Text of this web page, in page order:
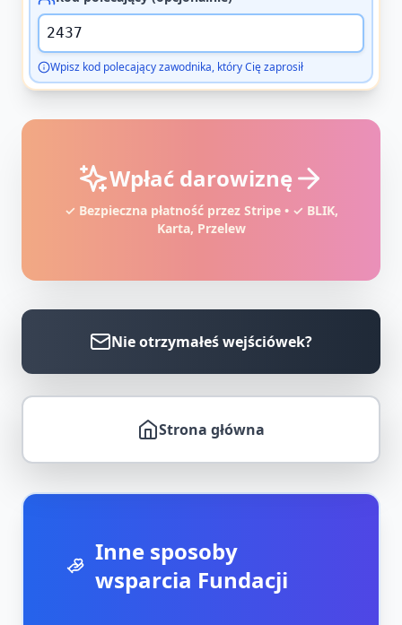
Wpisz kod polecający zawodnika, który Cię zaprosił
Wpłać darowiznę
✓ Bezpieczna płatność przez Stripe • ✓ BLIK,
Karta, Przelew
Nie otrzymałeś wejściówek?
Strona główna
Inne sposoby
wsparcia Fundacji